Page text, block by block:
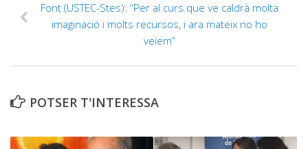
Font (USTEC-Stes): “Per al curs que ve caldrà molta
imaginació i molts recursos, i ara mateix no ho
veiem”
POTSER T'INTERESSA